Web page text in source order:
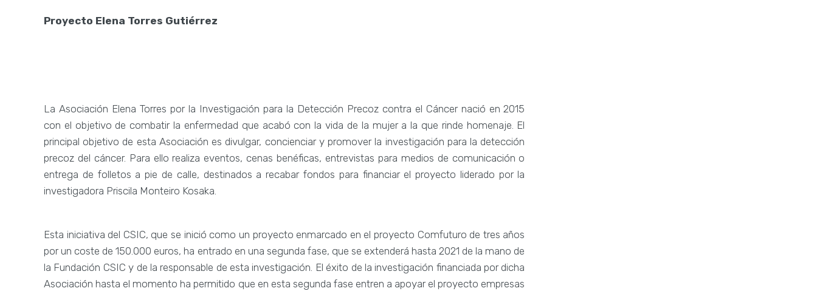
Proyecto Elena Torres Gutiérrez
La Asociación Elena Torres por la Investigación para la Detección Precoz contra el Cáncer nació en 2015
con el objetivo de combatir la enfermedad que acabó con la vida de la mujer a la que rinde homenaje. El
principal objetivo de esta Asociación es divulgar, concienciar y promover la investigación para la detección
precoz del cáncer. Para ello realiza eventos, cenas benéficas, entrevistas para medios de comunicación o
entrega de folletos a pie de calle, destinados a recabar fondos para financiar el proyecto liderado por la
investigadora Priscila Monteiro Kosaka.
Esta iniciativa del CSIC, que se inició como un proyecto enmarcado en el proyecto Comfuturo de tres años
por un coste de 150.000 euros, ha entrado en una segunda fase, que se extenderá hasta 2021 de la mano de
la Fundación CSIC y de la responsable de esta investigación. El éxito de la investigación financiada por dicha
Asociación hasta el momento ha permitido que en esta segunda fase entren a apoyar el proyecto empresas